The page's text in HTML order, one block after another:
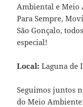
Ambiental e Meio
Para Sempre,
São Gonçalo,
especial!
Local: Laguna de
Seguimos juntos
do Meio